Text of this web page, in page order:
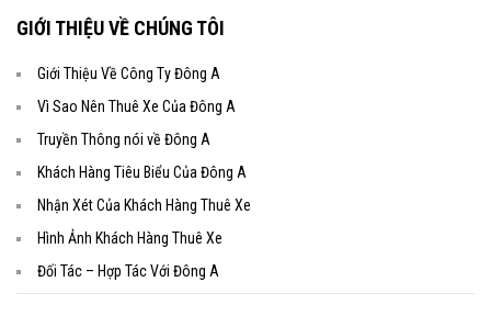
GIỚI THIỆU VỀ CHÚNG TÔI
Giới Thiệu Về Công Ty Đông A
Vì Sao Nên Thuê Xe Của Đông A
Truyền Thông nói về Đông A
Khách Hàng Tiêu Biểu Của Đông A
Nhận Xét Của Khách Hàng Thuê Xe
Hình Ảnh Khách Hàng Thuê Xe
Đối Tác – Hợp Tác Với Đông A